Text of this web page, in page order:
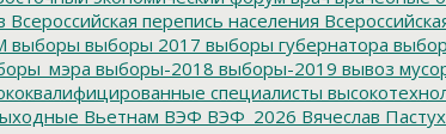
Всероссийская перепись населения
выборы выборы 2017 выборы губернатора
выборы-2018 выборы-2019 вывоз
специалисты
Вьетнам ВЭФ ВЭФ_2026 Вячеслав